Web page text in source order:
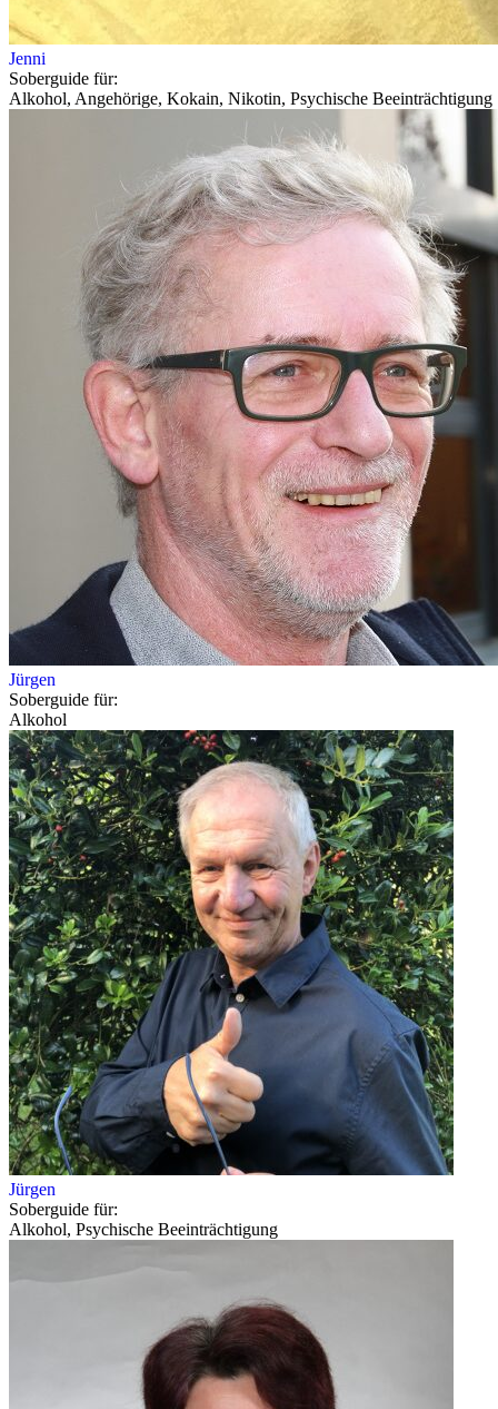
Jenni
Soberguide für:
Alkohol, Angehörige, Kokain, Nikotin, Psychische Beeinträchtigung
Jürgen
Soberguide für:
Alkohol
Jürgen
Soberguide für:
Alkohol, Psychische Beeinträchtigung